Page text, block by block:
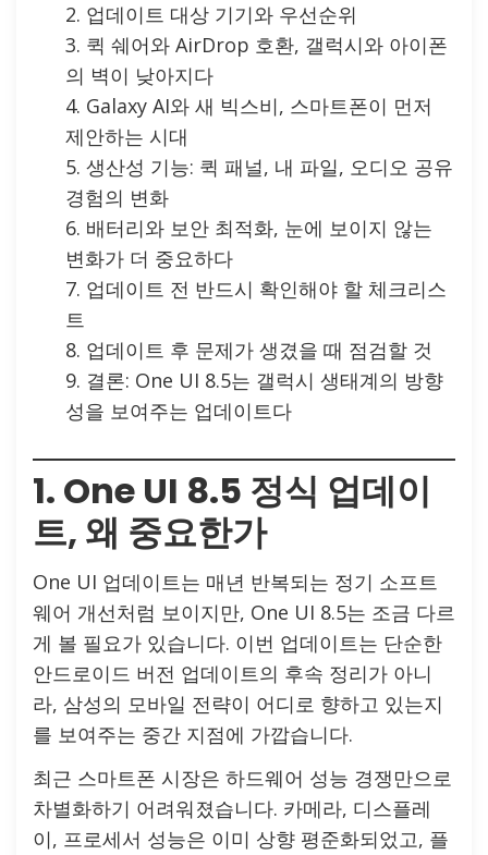
업데이트 대상 기기와 우선순위
퀵 쉐어와 AirDrop 호환, 갤럭시와 아이폰
의 벽이 낮아지다
Galaxy AI와 새 빅스비, 스마트폰이 먼저
제안하는 시대
생산성 기능: 퀵 패널, 내 파일, 오디오 공유
경험의 변화
배터리와 보안 최적화, 눈에 보이지 않는
변화가 더 중요하다
업데이트 전 반드시 확인해야 할 체크리스
트
업데이트 후 문제가 생겼을 때 점검할 것
결론: One UI 8.5는 갤럭시 생태계의 방향
성을 보여주는 업데이트다
1. One UI 8.5 정식 업데이
트, 왜 중요한가
One UI 업데이트는 매년 반복되는 정기 소프트
웨어 개선처럼 보이지만, One UI 8.5는 조금 다르
게 볼 필요가 있습니다. 이번 업데이트는 단순한
안드로이드 버전 업데이트의 후속 정리가 아니
라, 삼성의 모바일 전략이 어디로 향하고 있는지
를 보여주는 중간 지점에 가깝습니다.
최근 스마트폰 시장은 하드웨어 성능 경쟁만으로
차별화하기 어려워졌습니다. 카메라, 디스플레
이, 프로세서 성능은 이미 상향 평준화되었고, 플